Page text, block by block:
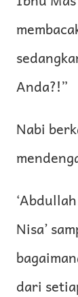
Anda?!”
Nabi
Nisa’
dari